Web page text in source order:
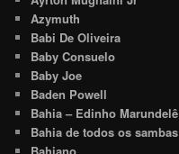
Azymuth
Babi De Oliveira
Baby Consuelo
Baby Joe
Baden Powell
Bahia – Edinho Marundelê
Bahia de todos os sambas